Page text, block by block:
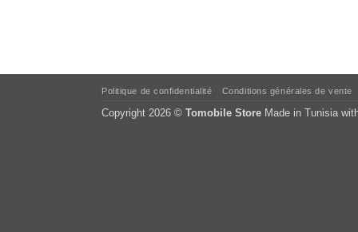
Politique de confidentialité Conditions générales de vente
Copyright 2026 © Tomobile Store Made in Tunisia